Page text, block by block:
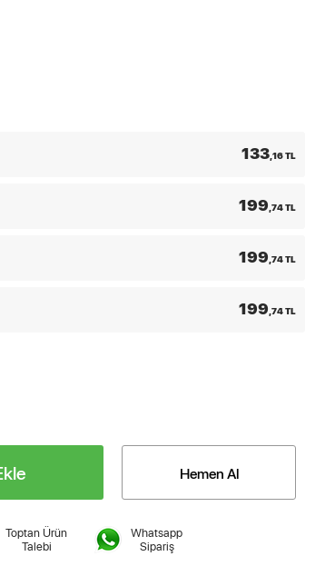
133 ,16 TL
199 ,74 TL
199 ,74 TL
199 ,74 TL
Hemen Al
Toptan Ürün
Talebi
Whatsapp
Sipariş